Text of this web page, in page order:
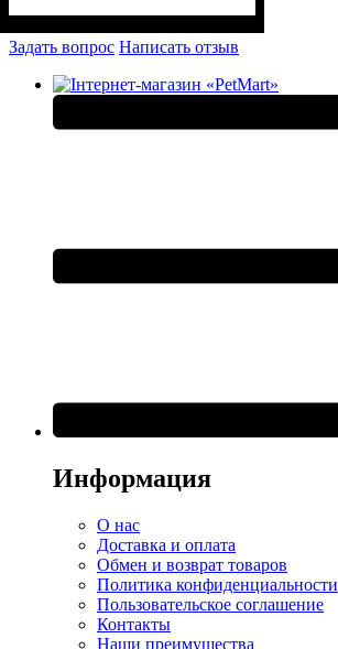
Задать вопрос Написать отзыв
Информация
О нас
Доставка и оплата
Обмен и возврат товаров
Политика конфиденциальности
Пользовательское соглашение
Контакты
Наши преимущества